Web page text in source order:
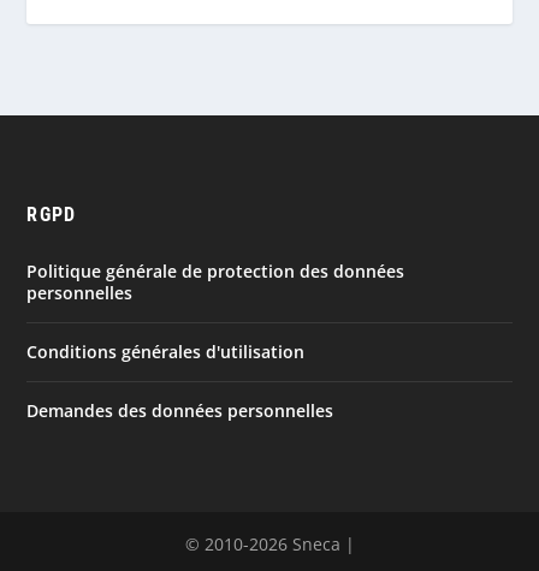
RGPD
Politique générale de protection des données
personnelles
Conditions générales d'utilisation
Demandes des données personnelles
© 2010-2026 Sneca |